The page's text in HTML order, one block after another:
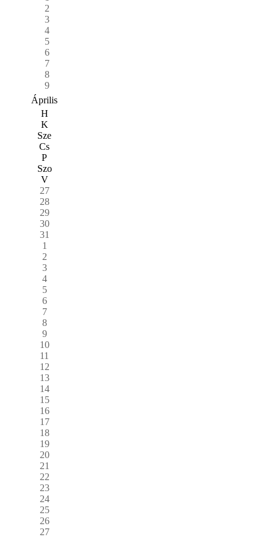
2
3
4
5
6
7
8
9
Április
H
K
Sze
Cs
P
Szo
V
27
28
29
30
31
1
2
3
4
5
6
7
8
9
10
11
12
13
14
15
16
17
18
19
20
21
22
23
24
25
26
27